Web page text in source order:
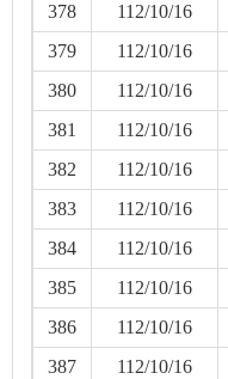
378
112/10/16
379
112/10/16
380
112/10/16
381
112/10/16
382
112/10/16
383
112/10/16
384
112/10/16
385
112/10/16
386
112/10/16
387
112/10/16